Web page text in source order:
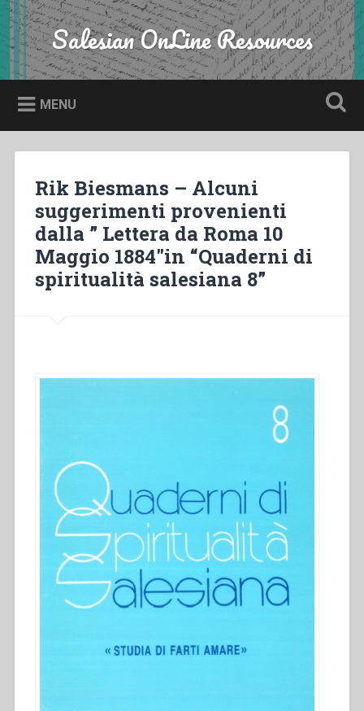
Skip
to
content
Search Salesian OnLine Resources
MENU
Rik Biesmans – Alcuni
suggerimenti provenienti
dalla ” Lettera da Roma 10
Maggio 1884″in “Quaderni di
spiritualità salesiana 8”